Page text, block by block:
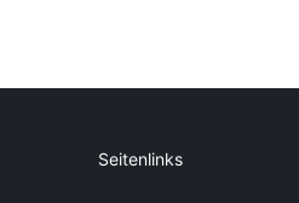
Seitenlinks